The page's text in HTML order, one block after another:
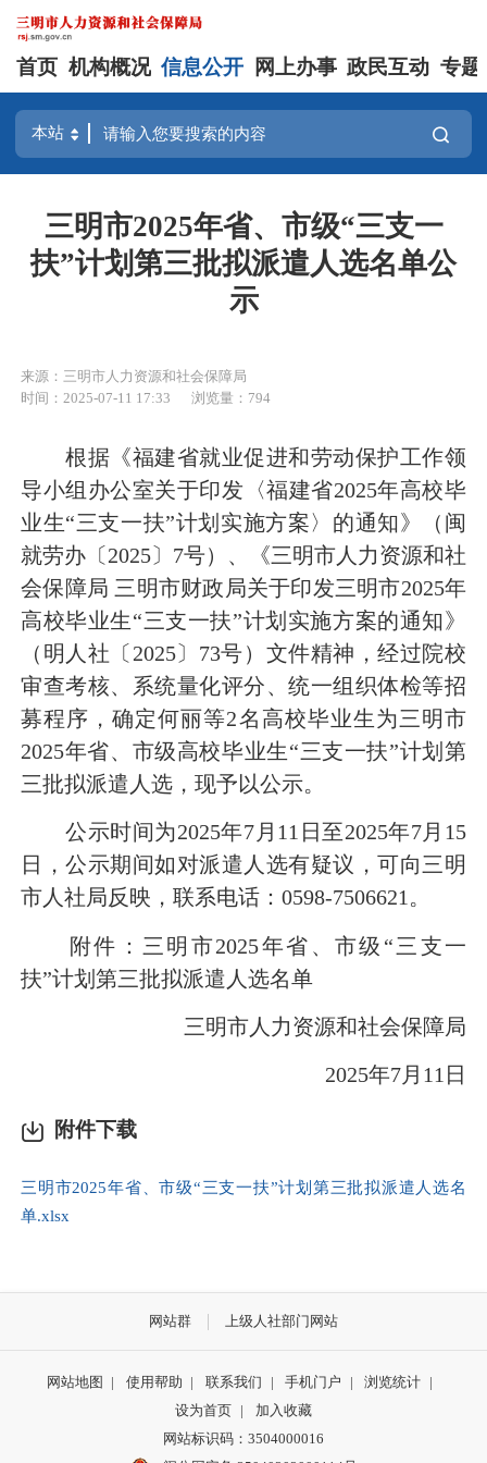
首页 机构概况 信息公开 网上办事 政民互动 专题
三明市2025年省、市级“三支一
扶”计划第三批拟派遣人选名单公
示
来源：三明市人力资源和社会保障局
时间：2025-07-11 17:33
浏览量：794
根据《福建省就业促进和劳动保护工作领
导小组办公室关于印发〈福建省2025年高校毕
业生“三支一扶”计划实施方案〉的通知》（闽
就劳办〔2025〕7号）、《三明市人力资源和社
会保障局 三明市财政局关于印发三明市2025年
高校毕业生“三支一扶”计划实施方案的通知》
（明人社〔2025〕73号）文件精神，经过院校
审查考核、系统量化评分、统一组织体检等招
募程序，确定何丽等2名高校毕业生为三明市
2025年省、市级高校毕业生“三支一扶”计划第
三批拟派遣人选，现予以公示。
公示时间为2025年7月11日至2025年7月15
日，公示期间如对派遣人选有疑议，可向三明
市人社局反映，联系电话：0598-7506621。
附件：三明市2025年省、市级“三支一
扶”计划第三批拟派遣人选名单
三明市人力资源和社会保障局
2025年7月11日
附件下载
三明市2025年省、市级“三支一扶”计划第三批拟派遣人选名
单.xlsx
网站群 上级人社部门网站
网站地图 | 使用帮助 | 联系我们 | 手机门户 | 浏览统计 |
设为首页 |
加入收藏
网站标识码：3504000016